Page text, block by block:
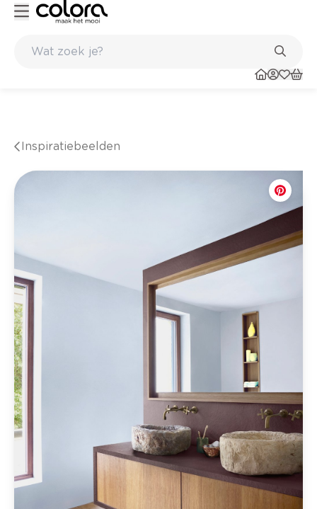
Inspiratiebeelden